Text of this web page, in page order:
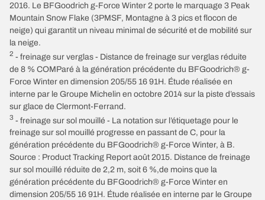
2016. Le BFGoodrich g-Force Winter 2 porte le marquage 3 Peak
Mountain Snow Flake (3PMSF, Montagne à 3 pics et flocon de
neige) qui garantit un niveau minimal de sécurité et de mobilité sur
la neige.
2 - freinage sur verglas - Distance de freinage sur verglas réduite
de 8 % COMParé à la génération précédente du BFGoodrich® g-
Force Winter en dimension 205/55 16 91H. Étude réalisée en
interne par le Groupe Michelin en octobre 2014 sur la piste d’essais
sur glace de Clermont-Ferrand.
3 - freinage sur sol mouillé - La notation sur l’étiquetage pour le
freinage sur sol mouillé progresse en passant de C, pour la
génération précédente du BFGoodrich® g-Force Winter, à B.
Source : Product Tracking Report août 2015. Distance de freinage
sur sol mouillé réduite de 2,2 m, soit 6 %,de moins que la
génération précédente du BFGoodrich® g-Force Winter en
dimension 205/55 16 91H. Étude réalisée en interne par le Groupe